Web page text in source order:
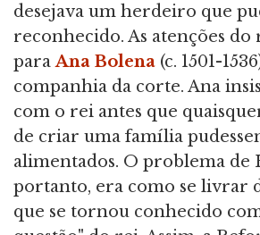
desejava um herdeiro que
reconhecido. As atenções
paraAna Bolena (c. 1501-
companhia da corte. Ana
com o rei antes que
de criar uma família
alimentados. O problema de
portanto, era como se livrar
que se tornou conhecido